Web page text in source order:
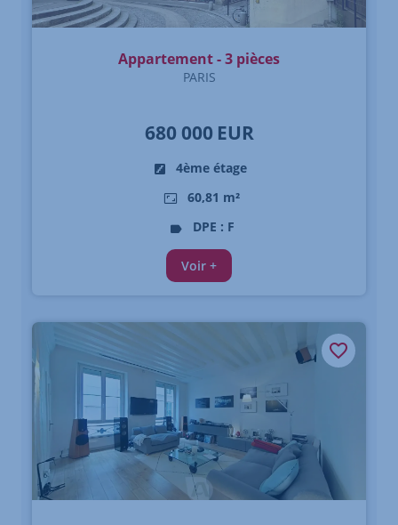
Appartement - 3 pièces
PARIS
680 000 EUR
4ème étage
60,81 m²
DPE : F
Voir +